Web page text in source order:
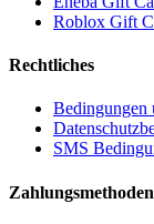
Roblox Gift
Rechtliches
Bedingungen
SMS
Zahlungsmethoden